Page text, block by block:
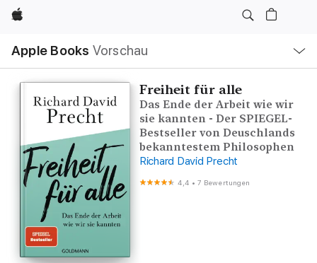
Apple
Apple Books Vorschau
Navigation
Menü
öffnen
Freiheit für alle
Das Ende der Arbeit wie wir
sie kannten - Der SPIEGEL-
Bestseller von Deuschlands
bekanntestem Philosophen
Richard David Precht
4,4 •7 Bewertungen